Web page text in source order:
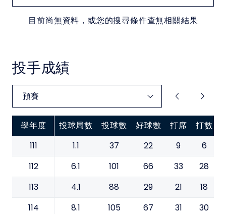
目前尚無資料，或您的搜尋條件查無相關結果
投手成績
學年度 投球局數 投球數 好球數 打席 打數
111 1.1 37 22 9
6
112
6.1 101 66 33
28
113
4.1 88 29 21
18
114
8.1 105 67 31 30